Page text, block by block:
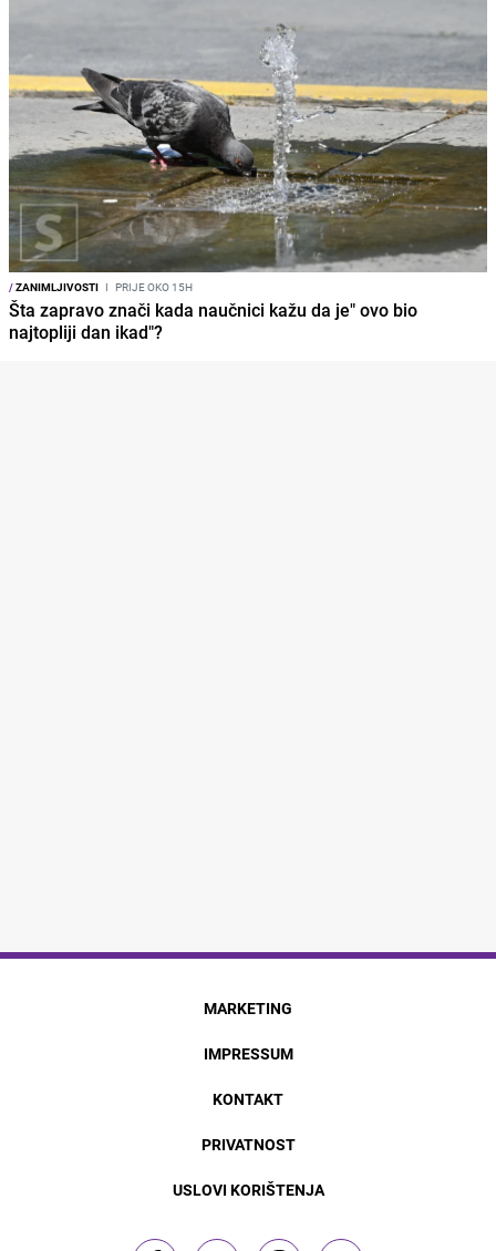
/ZANIMLJIVOSTI I PRIJE OKO 15H
Šta zapravo znači kada naučnici kažu da je" ovo bio
najtopliji dan ikad"?
MARKETING
IMPRESSUM
KONTAKT
PRIVATNOST
USLOVI KORIŠTENJA